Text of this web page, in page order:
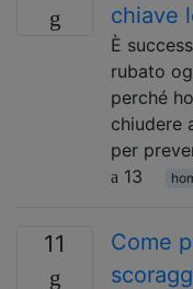
chiave
È
rubato
perché
chiudere
per
13
11
Come